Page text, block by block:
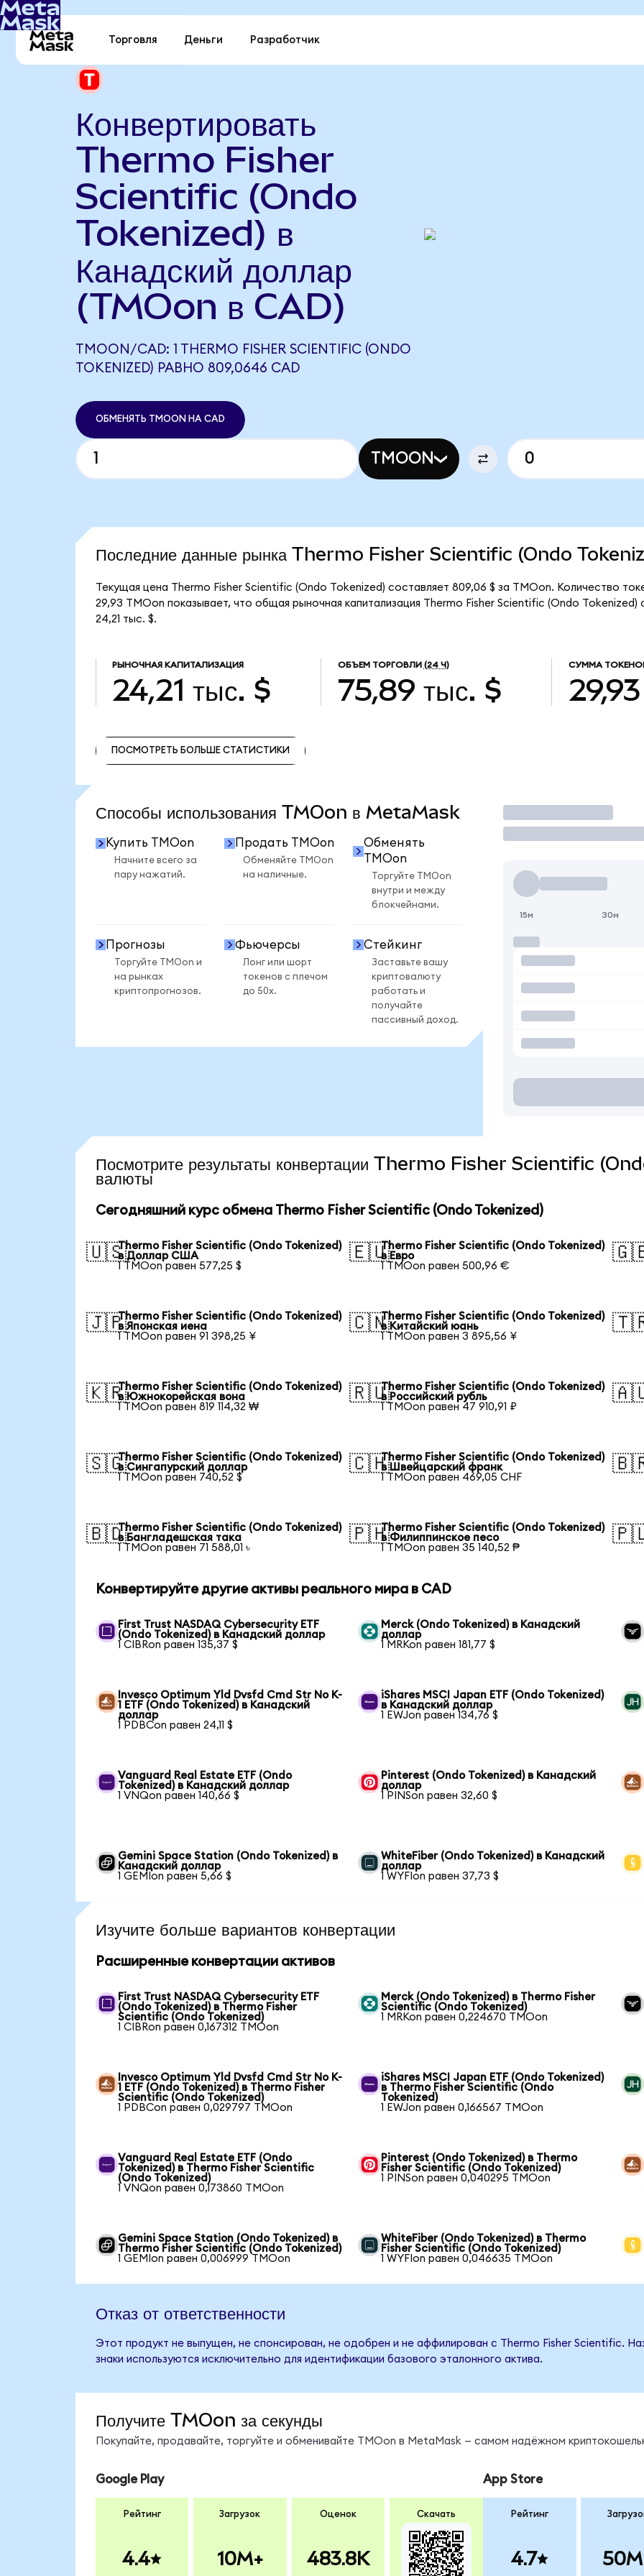
Торговля Деньги Разработчик
Конвертировать
Thermo Fisher
Scientific (Ondo
Tokenized) в
Канадский доллар
(TMOon в CAD)
TMOON/CAD: 1 THERMO FISHER SCIENTIFIC (ONDO
TOKENIZED) РАВНО 809,0646 CAD
ОБМЕНЯТЬ TMOON НА CAD
TMOON
Последние данные рынка Thermo Fisher Scientific (Ondo
Текущая цена Thermo Fisher Scientific (Ondo Tokenized) составляет 809,06 $ за TMOon. Количество
29,93 TMOon показывает, что общая рыночная капитализация Thermo Fisher Scientific (Ondo Tokenized)
24,21 тыс. $.
РЫНОЧНАЯ КАПИТАЛИЗАЦИЯ
24,21 тыс. $
ОБЪЕМ ТОРГОВЛИ (24 Ч)
75,89 тыс. $
СУММА
29,93
ПОСМОТРЕТЬ БОЛЬШЕ СТАТИСТИКИ
Способы использования TMOon в MetaMask
Купить TMOon
Начните всего за
пару нажатий.
Продать TMOon
Обменяйте TMOon
на наличные.
Обменять
TMOon
Торгуйте TMOon
внутри и между
блокчейнами.
Прогнозы
Торгуйте TMOon и
на рынках
криптопрогнозов.
Фьючерсы
Лонг или шорт
токенов с плечом
до 50x.
Стейкинг
Заставьте вашу
криптовалюту
работать и
получайте
пассивный доход.
Торговать
15м 30м
Посмотрите результаты конвертации Thermo Fisher Scientific
валюты
Сегодняшний курс обмена Thermo Fisher Scientific (Ondo Tokenized)
🇺🇸Thermo Fisher Scientific (Ondo Tokenized)
в Доллар США
1 TMOon равен 577,25 $
🇪🇺Thermo Fisher Scientific (Ondo Tokenized)
в Евро
1 TMOon равен 500,96 €
🇯🇵Thermo Fisher Scientific (Ondo Tokenized)
в Японская иена
1 TMOon равен 91 398,25 ¥
🇨🇳Thermo Fisher Scientific (Ondo Tokenized)
в Китайский юань
1 TMOon равен 3 895,56 ¥
🇰🇷Thermo Fisher Scientific (Ondo Tokenized)
в Южнокорейская вона
1 TMOon равен 819 114,32 ₩
🇷🇺Thermo Fisher Scientific (Ondo Tokenized)
в Российский рубль
1 TMOon равен 47 910,91 ₽
🇸🇬Thermo Fisher Scientific (Ondo Tokenized)
в Сингапурский доллар
1 TMOon равен 740,52 $
🇨🇭Thermo Fisher Scientific (Ondo Tokenized)
в Швейцарский франк
1 TMOon равен 469,05 CHF
🇧🇩Thermo Fisher Scientific (Ondo Tokenized)
в Бангладешская така
1 TMOon равен 71 588,01 ৳
🇵🇭Thermo Fisher Scientific (Ondo Tokenized)
в Филиппинское песо
1 TMOon равен 35 140,52 ₱
Конвертируйте другие активы реального мира в CAD
First Trust NASDAQ Cybersecurity ETF
(Ondo Tokenized) в Канадский доллар
1 CIBRon равен 135,37 $
Merck (Ondo Tokenized) в Канадский
доллар
1 MRKon равен 181,77 $
Invesco Optimum Yld Dvsfd Cmd Str No K-
1 ETF (Ondo Tokenized) в Канадский
доллар
1 PDBCon равен 24,11 $
iShares MSCI Japan ETF (Ondo Tokenized)
в Канадский доллар
1 EWJon равен 134,76 $
Vanguard Real Estate ETF (Ondo
Tokenized) в Канадский доллар
1 VNQon равен 140,66 $
Pinterest (Ondo Tokenized) в Канадский
доллар
1 PINSon равен 32,60 $
Gemini Space Station (Ondo Tokenized) в
Канадский доллар
1 GEMIon равен 5,66 $
WhiteFiber (Ondo Tokenized) в Канадский
доллар
1 WYFIon равен 37,73 $
Изучите больше вариантов конвертации
Расширенные конвертации активов
First Trust NASDAQ Cybersecurity ETF
(Ondo Tokenized) в Thermo Fisher
Scientific (Ondo Tokenized)
1 CIBRon равен 0,167312 TMOon
Merck (Ondo Tokenized) в Thermo Fisher
Scientific (Ondo Tokenized)
1 MRKon равен 0,224670 TMOon
Invesco Optimum Yld Dvsfd Cmd Str No K-
1 ETF (Ondo Tokenized) в Thermo Fisher
Scientific (Ondo Tokenized)
1 PDBCon равен 0,029797 TMOon
iShares MSCI Japan ETF (Ondo Tokenized)
в Thermo Fisher Scientific (Ondo
Tokenized)
1 EWJon равен 0,166567 TMOon
Vanguard Real Estate ETF (Ondo
Tokenized) в Thermo Fisher Scientific
(Ondo Tokenized)
1 VNQon равен 0,173860 TMOon
Pinterest (Ondo Tokenized) в Thermo
Fisher Scientific (Ondo Tokenized)
1 PINSon равен 0,040295 TMOon
Gemini Space Station (Ondo Tokenized) в
Thermo Fisher Scientific (Ondo Tokenized)
1 GEMIon равен 0,006999 TMOon
WhiteFiber (Ondo Tokenized) в Thermo
Fisher Scientific (Ondo Tokenized)
1 WYFIon равен 0,046635 TMOon
Отказ от ответственности
Этот продукт не выпущен, не спонсирован, не одобрен и не аффилирован с Thermo Fisher Scientific.
знаки используются исключительно для идентификации базового эталонного актива.
Получите TMOon за секунды
Покупайте, продавайте, торгуйте и обменивайте TMOon в MetaMask — самом надёжном
Google Play
Рейтинг
4.4
Загрузок
10M+
Оценок
483.8K
Скачать
App Store
Рейтинг
4.7